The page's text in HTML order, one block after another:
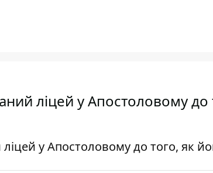
ліцей у Апостоловому
у Апостоловому до того, як